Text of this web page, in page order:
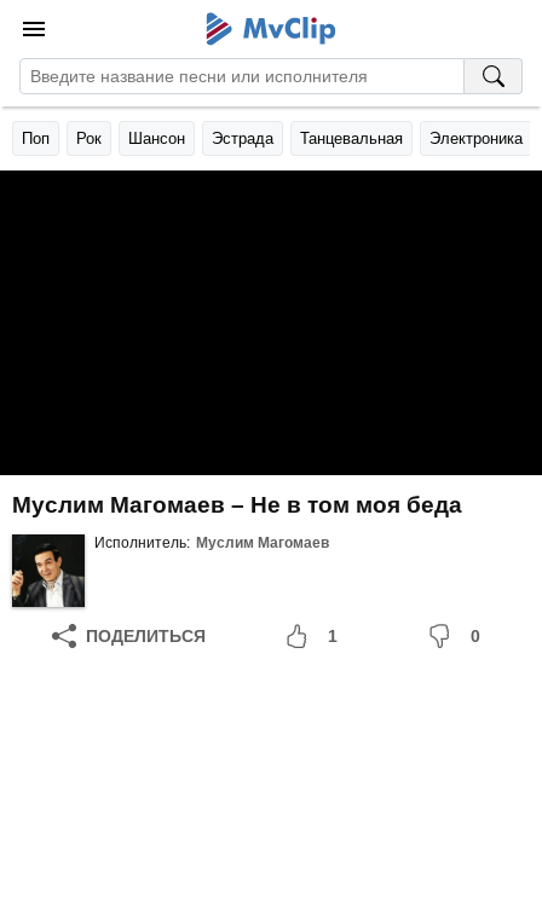
Поп Рок Шансон Эстрада Танцевальная Электроника
Муслим Магомаев – Не в том моя беда
Исполнитель: Муслим Магомаев
ПОДЕЛИТЬСЯ 1 0